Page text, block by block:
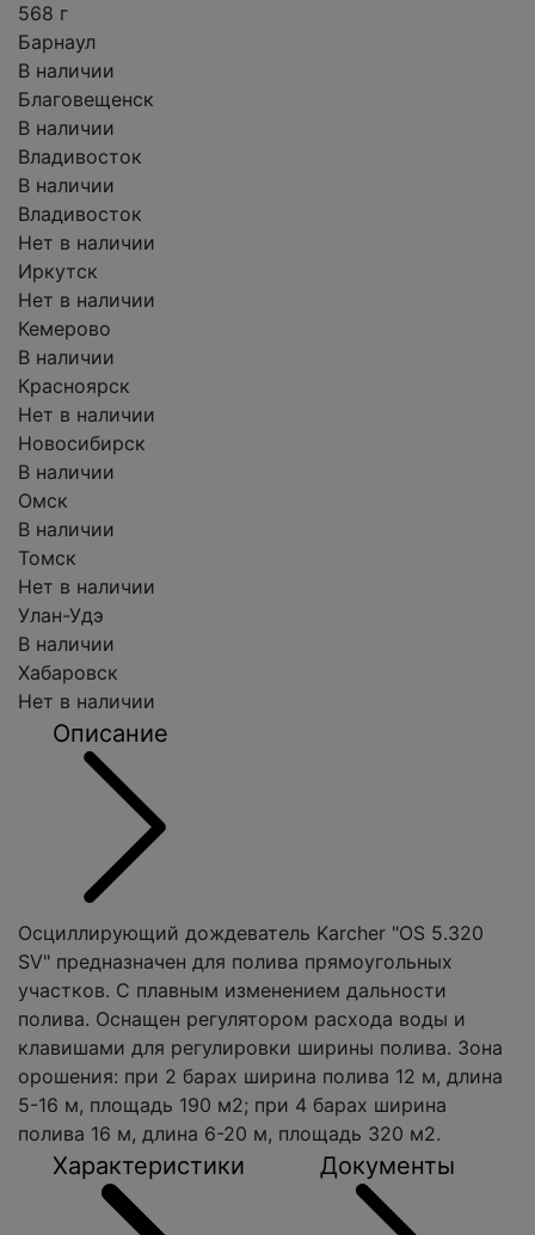
568 г
Барнаул
В наличии
Благовещенск
В наличии
Владивосток
В наличии
Владивосток
Нет в наличии
Иркутск
Нет в наличии
Кемерово
В наличии
Красноярск
Нет в наличии
Новосибирск
В наличии
Омск
В наличии
Томск
Нет в наличии
Улан-Удэ
В наличии
Хабаровск
Нет в наличии
Описание
Осциллирующий дождеватель Karcher "OS 5.320
SV" предназначен для полива прямоугольных
участков. С плавным изменением дальности
полива. Оснащен регулятором расхода воды и
клавишами для регулировки ширины полива. Зона
орошения: при 2 барах ширина полива 12 м, длина
5-16 м, площадь 190 м2; при 4 барах ширина
полива 16 м, длина 6-20 м, площадь 320 м2.
Характеристики Документы